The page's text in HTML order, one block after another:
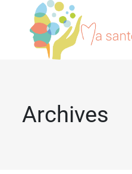
Archives